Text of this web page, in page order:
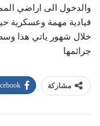
والدخول الى اراضي
قيادية مهمة وعسكرية
خلال شهور ياتي هذا
جرائمها
مشاركة